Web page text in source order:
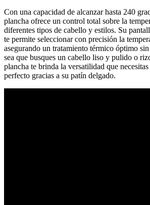
Con una capacidad de alcanzar hasta 240
plancha ofrece un control total sobre la
diferentes tipos de cabello y estilos. Su
te permite seleccionar con precisión la
asegurando un tratamiento térmico óptimo
sea que busques un cabello liso y pulido o
plancha te brinda la versatilidad que
perfecto gracias a su patín delgado.